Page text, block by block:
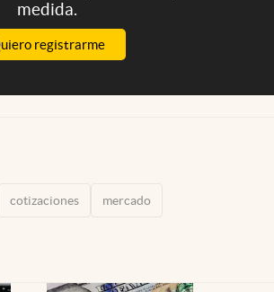
medida.
registrarme
cotizaciones mercado